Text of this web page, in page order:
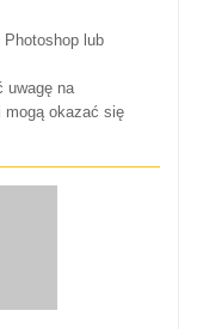
lub
uwagę na
mogą okazać się